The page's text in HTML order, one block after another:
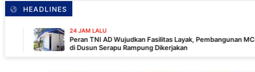
HEADLINES
24 JAM LALU
Peran TNI AD Wujudkan Fasilitas Layak, Pembangunan MCK
di Dusun Serapu Rampung Dikerjakan